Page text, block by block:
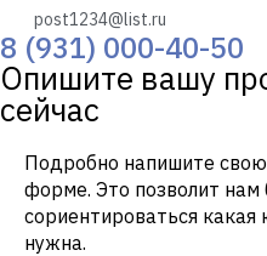
post1234@list.ru
8 (931) 000-40-50
Опишите вашу
сейчас
Подробно напишите
форме. Это позволит нам
сориентироваться
нужна.